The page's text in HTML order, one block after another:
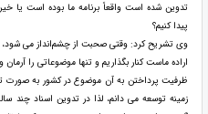
تدوین شده است واقعاً برنامه ما بوده است یا
پیدا کنیم؟
وی تشریح کرد: وقتی صحبت از چشم‌انداز می‌
اراده ماست کنار بگذاریم و تنها موضوعاتی را
ظرفیت پرداختن به آن موضوع در کشور به
زمینه توسعه می دانم، لذا در تدوین اسناد چند